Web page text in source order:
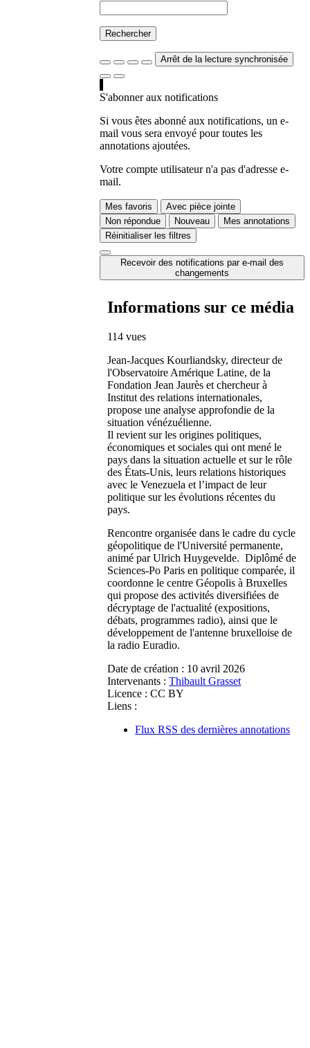
Rechercher
Arrêt de la lecture synchronisée
S'abonner aux notifications
Si vous êtes abonné aux notifications, un e-
mail vous sera envoyé pour toutes les
annotations ajoutées.
Votre compte utilisateur n'a pas d'adresse e-
mail.
Mes favoris
Avec pièce jointe
Non répondue
Nouveau
Mes annotations
Réinitialiser les filtres
Recevoir des notifications par e-mail des
changements
Informations sur ce média
114 vues
Jean-Jacques Kourliandsky, directeur de
l'Observatoire Amérique Latine, de la
Fondation Jean Jaurès et chercheur à
Institut des relations internationales,
propose une analyse approfondie de la
situation vénézuélienne.
Il revient sur les origines politiques,
économiques et sociales qui ont mené le
pays dans la situation actuelle et sur le rôle
des États-Unis, leurs relations historiques
avec le Venezuela et l’impact de leur
politique sur les évolutions récentes du
pays.
Rencontre organisée dans le cadre du cycle
géopolitique de l'Université permanente,
animé par Ulrich Huygevelde. Diplômé de
Sciences-Po Paris en politique comparée, il
coordonne le centre Géopolis à Bruxelles
qui propose des activités diversifiées de
décryptage de l'actualité (expositions,
débats, programmes radio), ainsi que le
développement de l'antenne bruxelloise de
la radio Euradio.
Date de création : 10 avril 2026
Intervenants : Thibault Grasset
Licence : CC BY
Liens :
Flux RSS des dernières annotations